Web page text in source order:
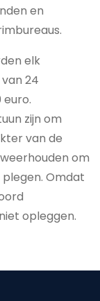
en
elk
24
euro.
zijn om
van de
om
Omdat
opleggen.